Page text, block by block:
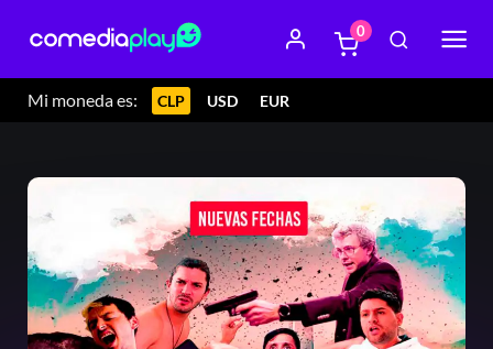
Mi moneda es: CLP USD EUR
0